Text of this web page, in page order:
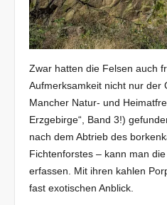
Zwar hatten die Felsen auch
Aufmerksamkeit nicht nur der
Mancher Natur- und
Erzgebirge“, Band 3!)
nach dem Abtrieb des
Fichtenforstes – kann man
erfassen. Mit ihren kahlen
fast exotischen Anblick.